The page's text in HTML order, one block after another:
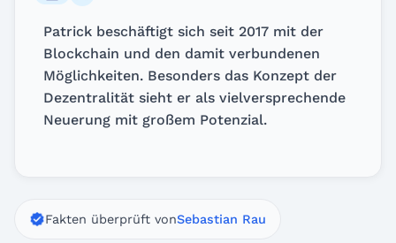
Patrick beschäftigt sich seit 2017 mit der
Blockchain und den damit verbundenen
Möglichkeiten. Besonders das Konzept der
Dezentralität sieht er als vielversprechende
Neuerung mit großem Potenzial.
Fakten überprüft vonSebastian Rau